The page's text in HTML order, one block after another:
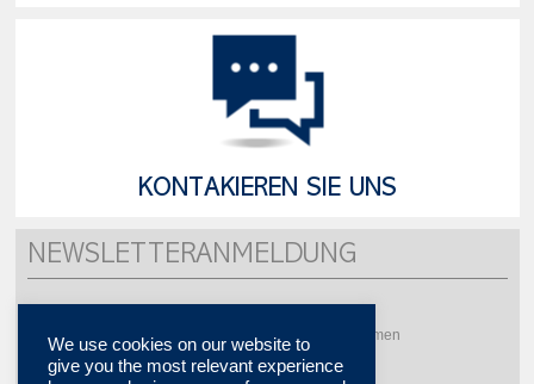
KONTAKIEREN SIE UNS
NEWSLETTERANMELDUNG
Bitte abonnieren Sie um unsere Newsletter zu bekommen
We use cookies on our website to
give you the most relevant experience